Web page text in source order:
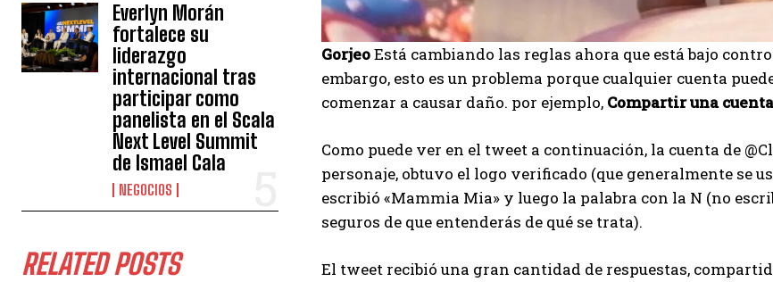
Everlyn Morán
fortalece su
liderazgo
internacional tras
participar como
panelista en el Scala
Next Level Summit
de Ismael Cala
NEGOCIOS
RELATED POSTS
GorjeoEstá cambiando las reglas ahora que está bajo
embargo, esto es un problema porque cualquier cuenta
comenzar a causar daño. por ejemplo, Compartir una
Como puede ver en el tweet a continuación, la cuenta de
personaje, obtuvo el logo verificado (que generalmente se
escribió «Mammia Mia» y luego la palabra con la N (no
seguros de que entenderás de qué se trata).
El tweet recibió una gran cantidad de respuestas,